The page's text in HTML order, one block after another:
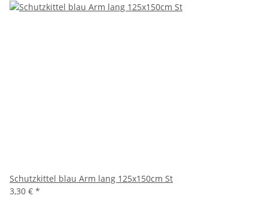
Schutzkittel blau Arm lang 125x150cm St
3,30 € *